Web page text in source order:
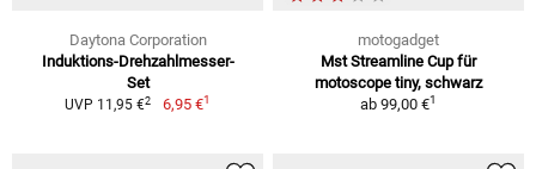
Daytona Corporation
Induktions-Drehzahlmesser-
Set
UVP 11,95 €2 6,95 €1
motogadget
Mst Streamline Cup für
motoscope tiny, schwarz
ab 99,00 €1